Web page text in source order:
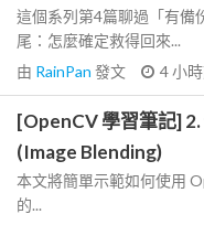
這個系列第4篇聊過「有備
尾：怎麼確定救得回來...
由 RainPan 發文 4 小
[OpenCV 學習筆記]
(Image Blending)
本文將簡單示範如何使用
的...